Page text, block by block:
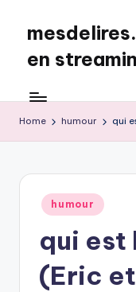
content
en
:
film
et
complet
français
Home humour qui
Posted
in
humour
qui est
(Eric